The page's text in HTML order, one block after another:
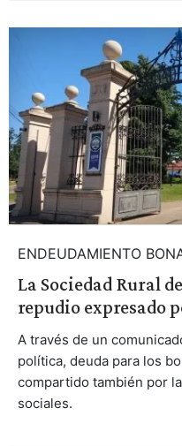
ENDEUDAMIENTO
La Sociedad Rural
repudio expresado
A través de un
política, deuda para los
compartido también por
sociales.